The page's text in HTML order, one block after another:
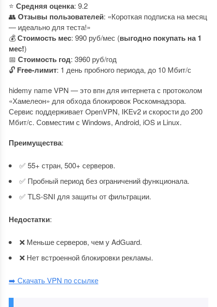
⭐ Средняя оценка: 9.2
👥 Отзывы пользователей: «Короткая подписка на месяц
— идеально для теста!»
💰Стоимость мес: 990 руб/мес (выгодно покупать на 1
мес!)
📅 Стоимость год: 3960 руб/год
🔓 Free-лимит: 1 день пробного периода, до 10 Мбит/с
hidemy name VPN — это впн для интернета с протоколом
«Хамелеон» для обхода блокировок Роскомнадзора.
Сервис поддерживает OpenVPN, IKEv2 и скорости до 200
Мбит/с. Совместим с Windows, Android, iOS и Linux.
Преимущества:
✅ 55+ стран, 500+ серверов.
✅ Пробный период без ограничений функционала.
✅ TLS-SNI для защиты от фильтрации.
Недостатки:
❌ Меньше серверов, чем у AdGuard.
❌ Нет встроенной блокировки рекламы.
➡️ Скачать VPN по ссылке